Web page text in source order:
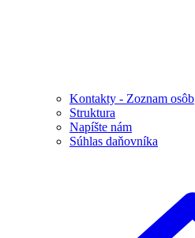
Kontakty - Zoznam osôb
Struktura
Napíšte nám
Súhlas daňovníka